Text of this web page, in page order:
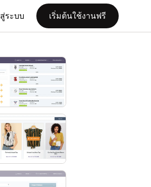
ระบบ เริ่มต้นใช้งานฟรี